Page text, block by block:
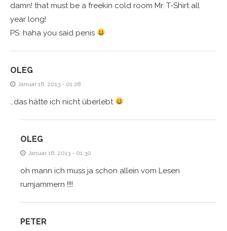
damn! that must be a freekin cold room Mr. T-Shirt all
year long!
PS: haha you said penis
OLEG
Januar 16, 2013 - 01:28
…das hätte ich nicht überlebt
OLEG
Januar 16, 2013 - 01:30
oh mann ich muss ja schon allein vom Lesen
rumjammern !!!!
PETER